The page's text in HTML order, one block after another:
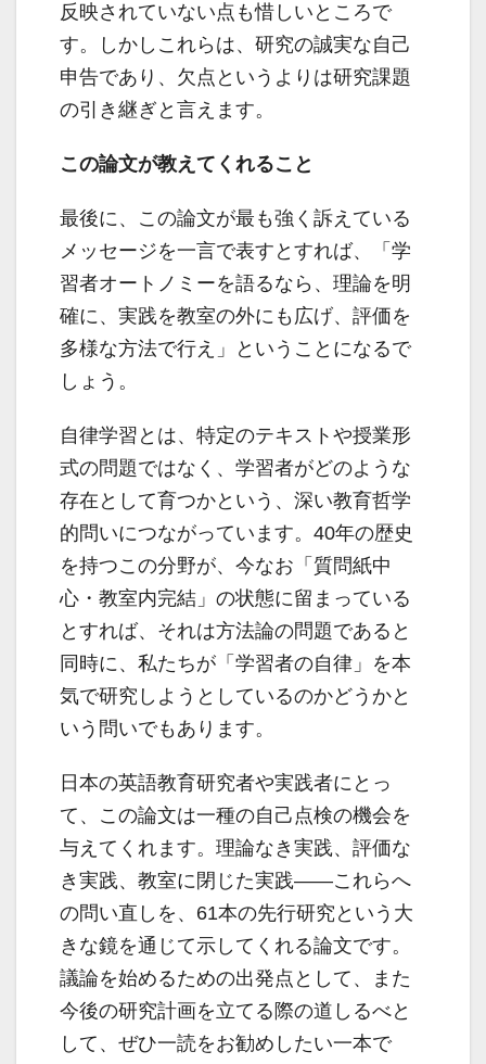
反映されていない点も惜しいところで
す。しかしこれらは、研究の誠実な自己
申告であり、欠点というよりは研究課題
の引き継ぎと言えます。
この論文が教えてくれること
最後に、この論文が最も強く訴えている
メッセージを一言で表すとすれば、「学
習者オートノミーを語るなら、理論を明
確に、実践を教室の外にも広げ、評価を
多様な方法で行え」ということになるで
しょう。
自律学習とは、特定のテキストや授業形
式の問題ではなく、学習者がどのような
存在として育つかという、深い教育哲学
的問いにつながっています。40年の歴史
を持つこの分野が、今なお「質問紙中
心・教室内完結」の状態に留まっている
とすれば、それは方法論の問題であると
同時に、私たちが「学習者の自律」を本
気で研究しようとしているのかどうかと
いう問いでもあります。
日本の英語教育研究者や実践者にとっ
て、この論文は一種の自己点検の機会を
与えてくれます。理論なき実践、評価な
き実践、教室に閉じた実践――これらへ
の問い直しを、61本の先行研究という大
きな鏡を通じて示してくれる論文です。
議論を始めるための出発点として、また
今後の研究計画を立てる際の道しるべと
して、ぜひ一読をお勧めしたい一本で